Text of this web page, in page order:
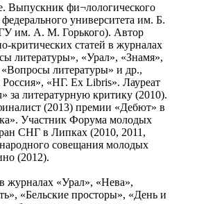
Выпускник фи¬лологического
федерального университета им. Б.
им. А. М. Горького). Автор
критических статей в журналах
литературы», «Урал», «Знамя»,
литературы» и др.,
Россия», «НГ. Ex Libris». Лауреат
за литературную критику (2010).
(2013) премии «Дебют» в
Участник Форума молодых
СНГ в Липках (2010, 2011,
совещания молодых
(2012).
журналах «Урал», «Нева»,
«Бельские просторы», «День и